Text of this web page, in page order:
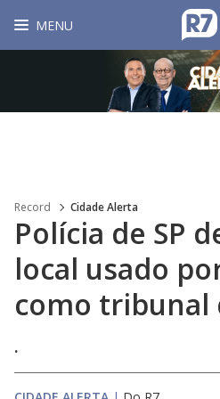
MENU
Record Cidade Alerta
Polícia de SP
local usado
como tribunal
.